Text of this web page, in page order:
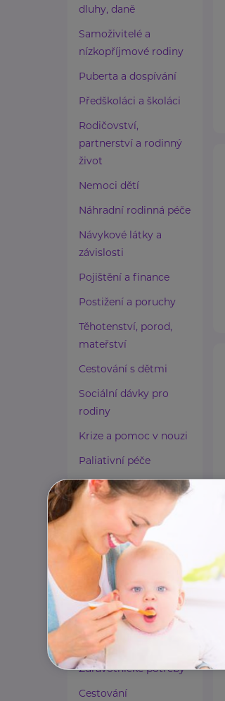
dluhy, daně
Samoživitelé a
nízkopříjmové rodiny
Puberta a dospívání
Předškoláci a školáci
Rodičovství,
partnerství a rodinný
život
Nemoci dětí
Náhradní rodinná péče
Návykové látky a
závislosti
Pojištění a finance
Postižení a poruchy
Těhotenství, porod,
mateřství
Cestování s dětmi
Sociální dávky pro
rodiny
Krize a pomoc v nouzi
Paliativní péče
Rady a tipy
Harmonie duše a těla
Zaměstnávání osob ze
zdravotním
postižením
Lázeňství a wellness
Zdravé spaní a sezení
Zdravé obutí
Zdravotnické potřeby
Cestování